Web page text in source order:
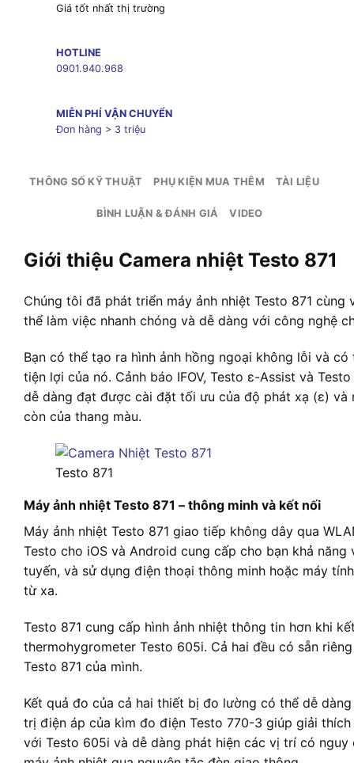
Giá tốt nhất thị trường
HOTLINE
0901.940.968
MIỄN PHÍ VẬN CHUYỂN
Đơn hàng > 3 triệu
THÔNG SỐ KỸ THUẬT PHỤ KIỆN MUA THÊM TÀI LIỆU
BÌNH LUẬN & ĐÁNH GIÁ VIDEO
Giới thiệu Camera nhiệt Testo 871
Chúng tôi đã phát triển máy ảnh nhiệt Testo 871
thể làm việc nhanh chóng và dễ dàng với công nghệ
Bạn có thể tạo ra hình ảnh hồng ngoại không lỗi và
tiện lợi của nó. Cảnh báo IFOV, Testo ɛ-Assist và
dễ dàng đạt được cài đặt tối ưu của độ phát xạ (ɛ) và
còn của thang màu.
Testo 871
Máy ảnh nhiệt Testo 871 – thông minh và kết nối
Máy ảnh nhiệt Testo 871 giao tiếp không dây qua
Testo cho iOS và Android cung cấp cho bạn khả
tuyến, và sử dụng điện thoại thông minh hoặc máy
từ xa.
Testo 871 cung cấp hình ảnh nhiệt thông tin hơn khi
thermohygrometer Testo 605i. Cả hai đều có sẵn
Testo 871 của mình.
Kết quả đo của cả hai thiết bị đo lường có thể dễ
trị điện áp của kìm đo điện Testo 770-3 giúp giải
với Testo 605i và dễ dàng phát hiện các vị trí có